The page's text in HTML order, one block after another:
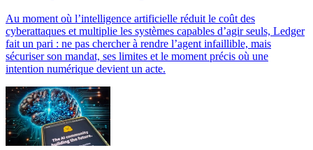
Au moment où l’intelligence artificielle réduit le coût des
cyberattaques et multiplie les systèmes capables d’agir seuls, Ledger
fait un pari : ne pas chercher à rendre l’agent infaillible, mais
sécuriser son mandat, ses limites et le moment précis où une
intention numérique devient un acte.